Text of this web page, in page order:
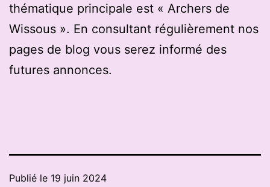
thématique principale est « Archers de
Wissous ». En consultant régulièrement nos
pages de blog vous serez informé des
futures annonces.
Publié le 19 juin 2024